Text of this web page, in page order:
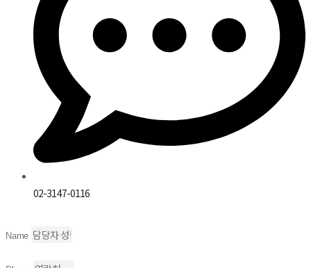
02-3147-0116
Name